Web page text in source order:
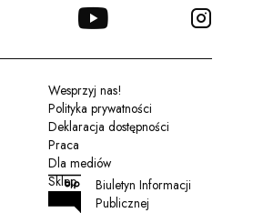
YOUTUBE
Wesprzyj nas!
Polityka prywatności
Deklaracja dostępności
Praca
Dla mediów
Sklep
Biuletyn Informacji
Publicznej